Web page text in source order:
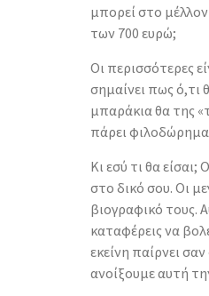
μπορεί στο
των 700 ευρώ;
Οι περισσότερες
σημαίνει πως ό,τι
μπαράκια θα της
πάρει
Κι εσύ τι θα
στο δικό σου. Οι
βιογραφικό τους.
καταφέρεις να
εκείνη παίρνει
ανοίξουμε αυτή